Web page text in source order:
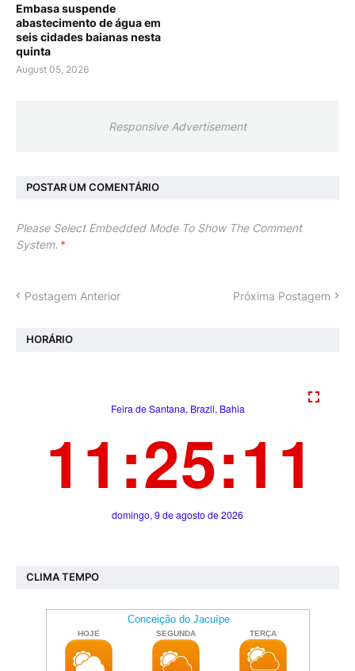
Embasa suspende
abastecimento de água em
seis cidades baianas nesta
quinta
August 05, 2026
Responsive Advertisement
POSTAR UM COMENTÁRIO
Please Select Embedded Mode To Show The Comment
System. *
Postagem Anterior Próxima Postagem
HORÁRIO
CLIMA TEMPO